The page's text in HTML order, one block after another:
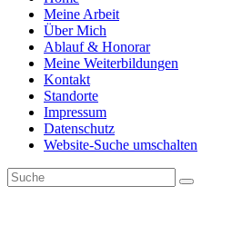
Meine Arbeit
Über Mich
Ablauf & Honorar
Meine Weiterbildungen
Kontakt
Standorte
Impressum
Datenschutz
Website-Suche umschalten